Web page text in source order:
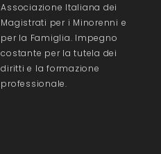
Associazione Italiana dei
Magistrati per i Minorenni e
per la Famiglia. Impegno
costante per la tutela dei
diritti e la formazione
professionale.